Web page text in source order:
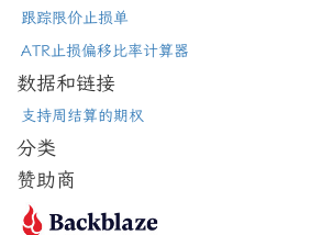
跟踪限价止损单
ATR止损偏移比率计算器
数据和链接
支持周结算的期权
分类
赞助商